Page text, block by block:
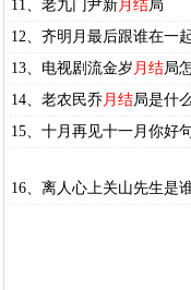
11、老九门尹新月结局
12、齐明月最后跟谁在一
13、电视剧流金岁 月结局
14、老农民乔月结局是什
15、十月再见十一月你好
16、离人心上关山先生是